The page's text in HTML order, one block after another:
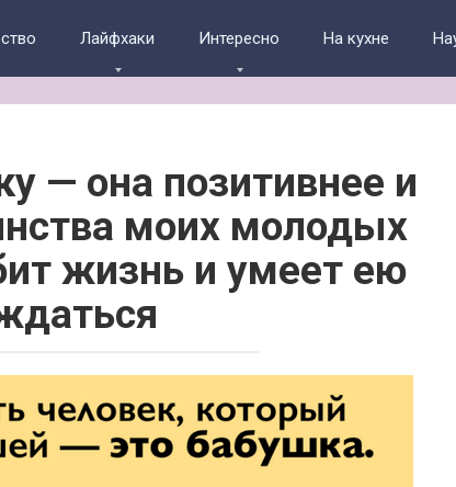
Лайфхаки Интересно На кухне
— она позитивнее и
моих молодых
жизнь и умеет ею